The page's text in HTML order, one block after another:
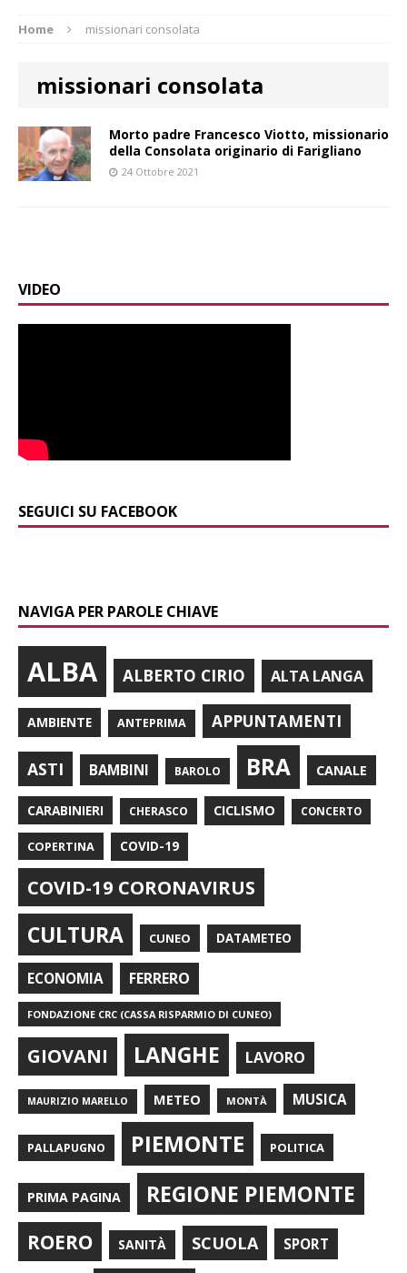
Home missionari consolata
missionari consolata
Morto padre Francesco Viotto, missionario
della Consolata originario di Farigliano
24 Ottobre 2021
VIDEO
SEGUICI SU FACEBOOK
NAVIGA PER PAROLE CHIAVE
ALBA ALBERTO CIRIO ALTA LANGA
AMBIENTE ANTEPRIMA APPUNTAMENTI
ASTI BAMBINI BAROLO BRA CANALE
CARABINIERI CHERASCO CICLISMO CONCERTO
COPERTINA COVID-19
COVID-19 CORONAVIRUS
CULTURA CUNEO DATAMETEO
ECONOMIA FERRERO
FONDAZIONE CRC (CASSA RISPARMIO DI CUNEO)
GIOVANI LANGHE LAVORO
MAURIZIO MARELLO METEO MONTÀ MUSICA
PALLAPUGNO PIEMONTE POLITICA
PRIMA PAGINA REGIONE PIEMONTE
ROERO SANITÀ SCUOLA SPORT